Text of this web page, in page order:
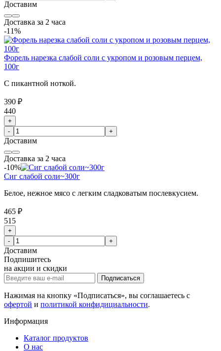
Доставим
Доставка за 2 часа
-11%
Форель нарезка слабой соли с укропом и розовым перцем,
100г
С пикантной ноткой.
390 ₽
440
+
-
+
Доставим
Доставка за 2 часа
-10%
Сиг слабой соли~300г
Белое, нежное мясо с легким сладковатым послевкусием.
465 ₽
515
+
-
+
Доставим
Подпишитесь
на акции и скидки
Подписаться
Нажимая на кнопку «Подписаться», вы соглашаетесь с
офертой и политикой конфидициальности.
Информация
Каталог продуктов
О нас